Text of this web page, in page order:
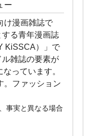
ー
け漫画雑誌で
る青年漫画誌
KiSSCA）」で
雑誌の要素が
っています。
。ファッション
事実と異なる場合